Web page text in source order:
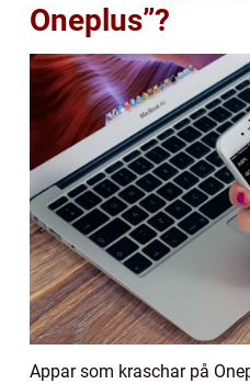
Oneplus”?
Appar som kraschar på